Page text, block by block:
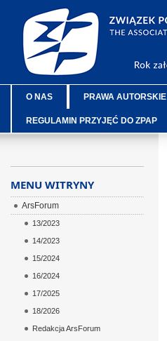
O NAS PRAWA AUTORSKIE
REGULAMIN PRZYJĘĆ DO ZPAP
MENU WITRYNY
ArsForum
13/2023
14/2023
15/2024
16/2024
17/2025
18/2026
Redakcja ArsForum